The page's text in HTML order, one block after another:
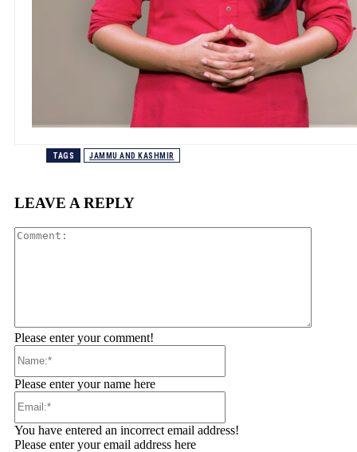
TAGS JAMMU AND KASHMIR
LEAVE A REPLY
Please enter your comment!
Please enter your name here
You have entered an incorrect email address!
Please enter your email address here